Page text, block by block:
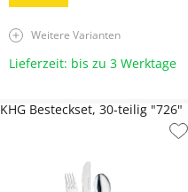
Weitere Varianten
Lieferzeit: bis zu 3 Werktage
KHG Besteckset, 30-teilig "726"